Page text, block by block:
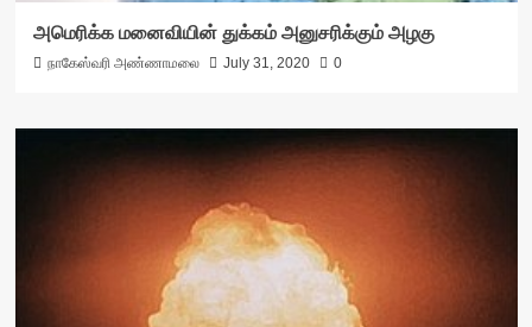
அமெரிக்க மனைவியின் துக்கம் அனுசரிக்கும் அழகு
நாகேஸ்வரி அண்ணாமலை July 31, 2020 0